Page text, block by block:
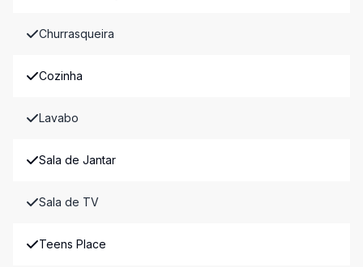
Churrasqueira
Cozinha
Lavabo
Sala de Jantar
Sala de TV
Teens Place